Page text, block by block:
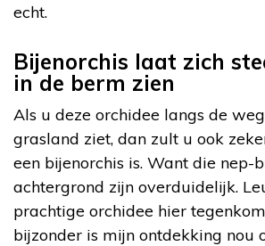
echt.
Bijenorchis laat zich
in de berm zien
Als u deze orchidee langs de
grasland ziet, dan zult u ook
een bijenorchis is. Want die nep-
achtergrond zijn overduidelijk.
prachtige orchidee hier
bijzonder is mijn ontdekking nou